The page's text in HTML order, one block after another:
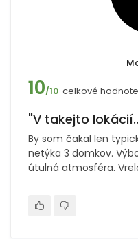
10/10 celkové
"V takejto
By som čakal len
netýka 3 domkov.
útulná atmosféra.